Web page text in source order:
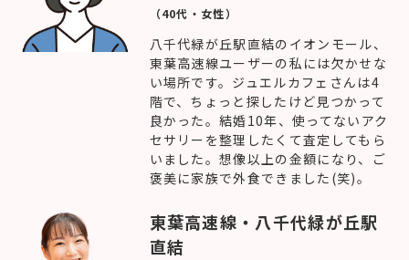
（40代・女性）
八千代緑が丘駅直結のイオンモール、
東葉高速線ユーザーの私には欠かせな
い場所です。ジュエルカフェさんは4
階で、ちょっと探したけど見つかって
良かった。結婚10年、使ってないアク
セサリーを整理したくて査定してもら
いました。想像以上の金額になり、ご
褒美に家族で外食できました(笑)。
東葉高速線・八千代緑が丘駅
直結